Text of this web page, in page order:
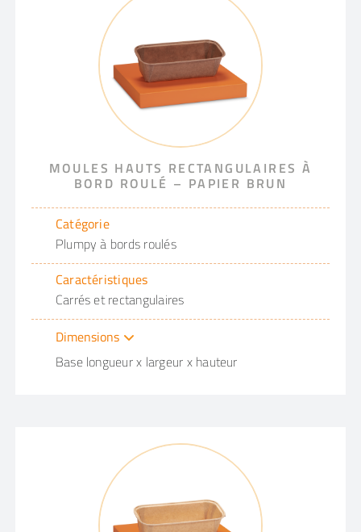
MOULES HAUTS RECTANGULAIRES À
BORD ROULÉ – PAPIER BRUN
Catégorie
Plumpy à bords roulés
Caractéristiques
Carrés et rectangulaires
Dimensions
Base longueur x largeur x hauteur